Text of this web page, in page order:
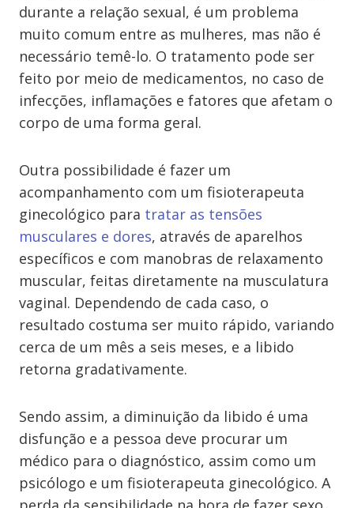
durante a relação sexual, é um problema
muito comum entre as mulheres, mas não é
necessário temê-lo. O tratamento pode ser
feito por meio de medicamentos, no caso de
infecções, inflamações e fatores que afetam o
corpo de uma forma geral.
Outra possibilidade é fazer um
acompanhamento com um fisioterapeuta
ginecológico para tratar as tensões
musculares e dores, através de aparelhos
específicos e com manobras de relaxamento
muscular, feitas diretamente na musculatura
vaginal. Dependendo de cada caso, o
resultado costuma ser muito rápido, variando
cerca de um mês a seis meses, e a libido
retorna gradativamente.
Sendo assim, a diminuição da libido é uma
disfunção e a pessoa deve procurar um
médico para o diagnóstico, assim como um
psicólogo e um fisioterapeuta ginecológico. A